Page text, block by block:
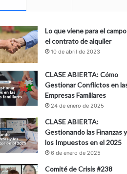
Lo que viene para el
el contrato de alquiler
10 de abril de 2023
CLASE ABIERTA: Cómo
Gestionar Conflictos en
Empresas Familiares
24 de enero de 2025
CLASE ABIERTA:
Gestionando las Finanzas y
los Impuestos en el 2025
6 de enero de 2025
Comité de Crisis #238